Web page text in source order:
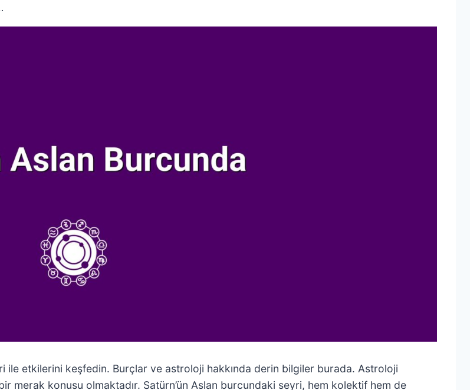
ile etkilerini keşfedin. Burçlar ve astroloji hakkında derin bilgiler burada. Astroloji
merak konusu olmaktadır. Satürn’ün Aslan burcundaki seyri, hem kolektif hem de